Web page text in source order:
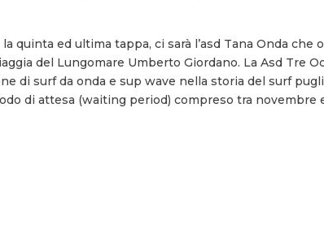
quinta ed ultima tappa, ci sarà l’asd Tana Onda che
del Lungomare Umberto Giordano. La Asd Tre
di surf da onda e sup wave nella storia del surf
di attesa (waiting period) compreso tra novembre